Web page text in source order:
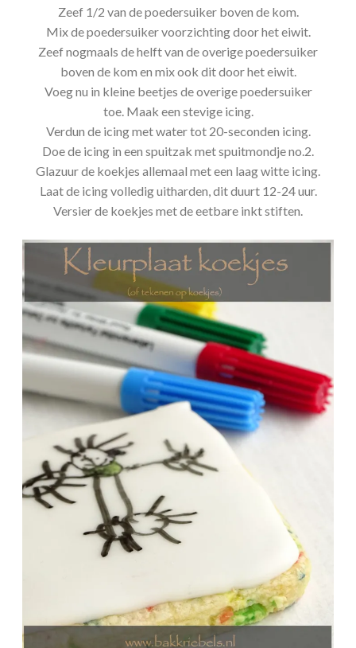
Zeef 1/2 van de poedersuiker boven de kom.
Mix de poedersuiker voorzichting door het eiwit.
Zeef nogmaals de helft van de overige poedersuiker
boven de kom en mix ook dit door het eiwit.
Voeg nu in kleine beetjes de overige poedersuiker
toe. Maak een stevige icing.
Verdun de icing met water tot 20-seconden icing.
Doe de icing in een spuitzak met spuitmondje no.2.
Glazuur de koekjes allemaal met een laag witte icing.
Laat de icing volledig uitharden, dit duurt 12-24 uur.
Versier de koekjes met de eetbare inkt stiften.